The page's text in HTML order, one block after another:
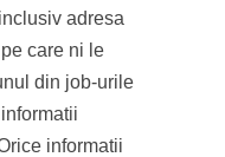
adresa
care ni le
din job-urile
informatii